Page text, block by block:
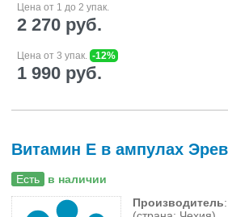
Цена от 1 до 2 упак.
2 270 руб.
Цена от 3 упак. -12%
1 990 руб.
Витамин Е в ампулах
Есть в наличии
Производитель: